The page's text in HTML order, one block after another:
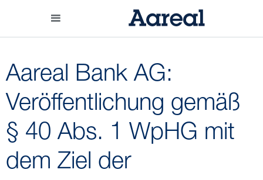
Aareal Bank AG:
Veröffentlichung gemäß
§ 40 Abs. 1 WpHG mit
dem Ziel der